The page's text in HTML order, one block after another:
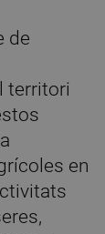
de
territori
en